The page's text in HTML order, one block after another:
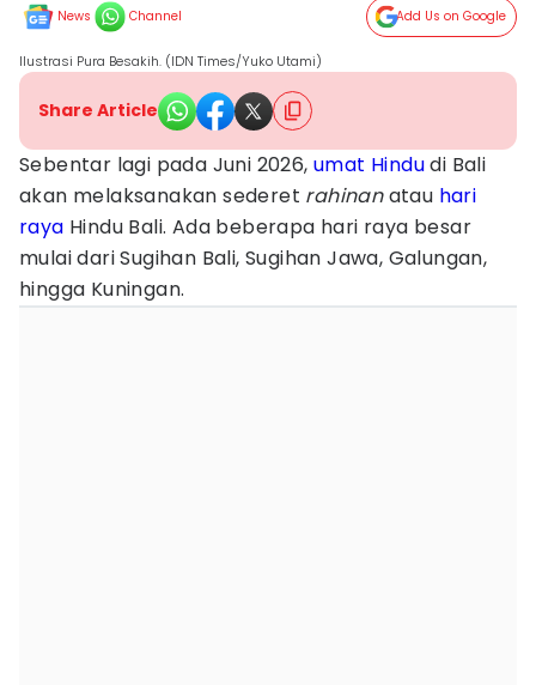
News Channel Add Us on Google
Ilustrasi Pura Besakih. (IDN Times/Yuko Utami)
Share Article
Sebentar lagi pada Juni 2026, umat Hindudi Bali
akan melaksanakan sederet rahinanatau hari
raya Hindu Bali. Ada beberapa hari raya besar
mulai dari Sugihan Bali, Sugihan Jawa, Galungan,
hingga Kuningan.